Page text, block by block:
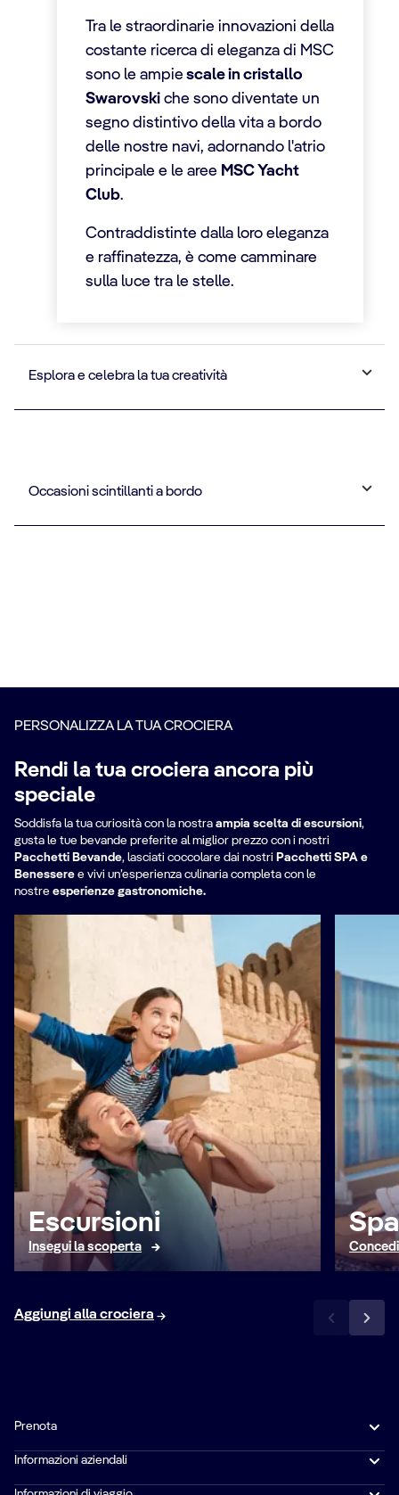
Tra le straordinarie innovazioni della
costante ricerca di eleganza di MSC
sono le ampie scale in cristallo
Swarovski che sono diventate un
segno distintivo della vita a bordo
delle nostre navi, adornando l'atrio
principale e le aree MSC Yacht
Club.
Contraddistinte dalla loro eleganza
e raffinatezza, è come camminare
sulla luce tra le stelle.
Esplora e celebra la tua creatività
Occasioni scintillanti a bordo
PERSONALIZZA LA TUA CROCIERA
Rendi la tua crociera ancora più
speciale
Soddisfa la tua curiosità con la nostra ampia scelta di escursioni,
gusta le tue bevande preferite al miglior prezzo con i nostri
Pacchetti Bevande, lasciati coccolare dai nostri Pacchetti SPA e
Benessere e vivi un’esperienza culinaria completa con le
nostre esperienze gastronomiche.
Escursioni
Insegui la scoperta
Aggiungi alla crociera
Prenota
Informazioni aziendali